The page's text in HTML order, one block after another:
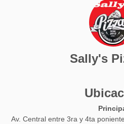
Sally's
Av. Central entre 3ra y 4ta